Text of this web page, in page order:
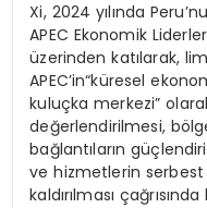
Xi, 2024 yılında
APEC Ekonomik
üzerinden katılarak,
APEC’in“küresel
kuluçka merkezi”
değerlendirilmesi,
bağlantıların
ve hizmetlerin serbest
kaldırılması